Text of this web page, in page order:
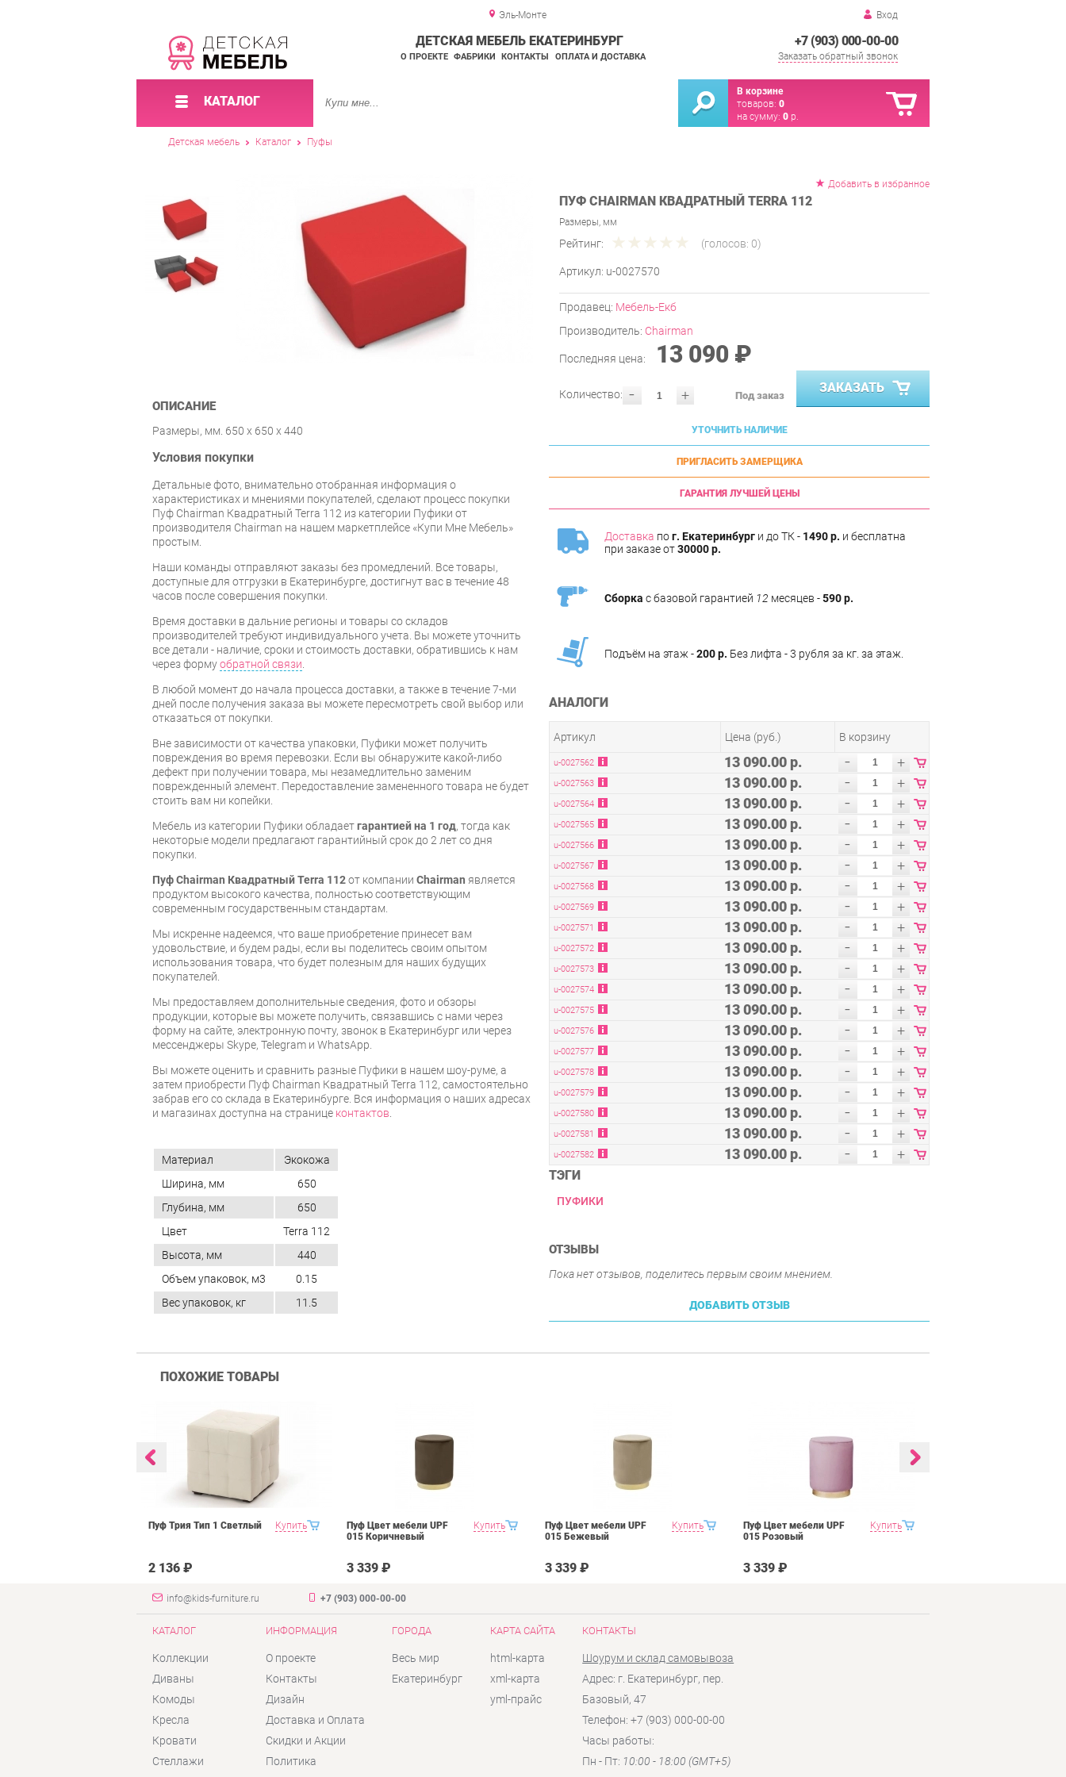
Эль-Монте Вход
+7 (903) 000-00-00
Заказать обратный звонок
ДЕТСКАЯ МЕБЕЛЬ ЕКАТЕРИНБУРГ
О ПРОЕКТЕ ФАБРИКИ КОНТАКТЫ ОПЛАТА И ДОСТАВКА
КАТАЛОГ
В корзине
товаров: 0
на сумму: 0 р.
Детская мебель Каталог Пуфы
Добавить в избранное
ПУФ CHAIRMAN КВАДРАТНЫЙ TERRA 112
Размеры, мм
Рейтинг: (голосов: 0)
Артикул: u-0027570
Продавец: Мебель-Екб
Производитель: Chairman
Последняя цена: 13 090 ₽
- +
Количество: Под заказ
ЗАКАЗАТЬ
УТОЧНИТЬ НАЛИЧИЕ
ПРИГЛАСИТЬ ЗАМЕРЩИКА
ГАРАНТИЯ ЛУЧШЕЙ ЦЕНЫ
Доставка пог. Екатеринбург и до ТК - 1490 р. и бесплатна
при заказе от30000 р.
Сборка с базовой гарантией 12 месяцев -590 р.
Подъём на этаж -200 р. Без лифта - 3 рубля за кг. за этаж.
АНАЛОГИ
Артикул Цена (руб.) В корзину
u-0027562 13 090.00 р. - +
u-0027563 13 090.00 р. - +
u-0027564 13 090.00 р. - +
u-0027565 13 090.00 р. - +
u-0027566 13 090.00 р. - +
u-0027567 13 090.00 р. - +
u-0027568 13 090.00 р. - +
u-0027569 13 090.00 р. - +
u-0027571 13 090.00 р. - +
u-0027572 13 090.00 р. - +
u-0027573 13 090.00 р. - +
u-0027574 13 090.00 р. - +
u-0027575 13 090.00 р. - +
u-0027576 13 090.00 р. - +
u-0027577 13 090.00 р. - +
u-0027578 13 090.00 р. - +
u-0027579 13 090.00 р. - +
u-0027580 13 090.00 р. - +
u-0027581 13 090.00 р. - +
u-0027582 13 090.00 р. - +
ТЭГИ
ПУФИКИ
ОПИСАНИЕ
Размеры, мм. 650 х 650 х 440
Условия покупки
Детальные фото, внимательно отобранная информация о
характеристиках и мнениями покупателей, сделают процесс покупки
Пуф Chairman Квадратный Terra 112 из категории Пуфики от
производителя Chairman на нашем маркетплейсе «Купи Мне Мебель»
простым.
Наши команды отправляют заказы без промедлений. Все товары,
доступные для отгрузки в Екатеринбурге, достигнут вас в течение 48
часов после совершения покупки.
Время доставки в дальние регионы и товары со складов
производителей требуют индивидуального учета. Вы можете уточнить
все детали - наличие, сроки и стоимость доставки, обратившись к нам
через формуобратной связи.
В любой момент до начала процесса доставки, а также в течение 7-ми
дней после получения заказа вы можете пересмотреть свой выбор или
отказаться от покупки.
Вне зависимости от качества упаковки, Пуфики может получить
повреждения во время перевозки. Если вы обнаружите какой-либо
дефект при получении товара, мы незамедлительно заменим
поврежденный элемент. Передоставление замененного товара не будет
стоить вам ни копейки.
Мебель из категории Пуфики обладаетгарантией на 1 год, тогда как
некоторые модели предлагают гарантийный срок до 2 лет со дня
покупки.
Пуф Chairman Квадратный Terra 112от компании Chairman является
продуктом высокого качества, полностью соответствующим
современным государственным стандартам.
Мы искренне надеемся, что ваше приобретение принесет вам
удовольствие, и будем рады, если вы поделитесь своим опытом
использования товара, что будет полезным для наших будущих
покупателей.
Мы предоставляем дополнительные сведения, фото и обзоры
продукции, которые вы можете получить, связавшись с нами через
форму на сайте, электронную почту, звонок в Екатеринбург или через
мессенджеры Skype, Telegram и WhatsApp.
Вы можете оценить и сравнить разные Пуфики в нашем шоу-руме, а
затем приобрести Пуф Chairman Квадратный Terra 112, самостоятельно
забрав его со склада в Екатеринбурге. Вся информация о наших адресах
и магазинах доступна на странице контактов.
Материал
Экокожа
Ширина, мм
650
Глубина, мм
650
Цвет
Terra 112
Высота, мм
440
Объем упаковок, м3
0.15
Вес упаковок, кг
11.5
ОТЗЫВЫ
Пока нет отзывов, поделитесь первым своим мнением.
ДОБАВИТЬ ОТЗЫВ
ПОХОЖИЕ ТОВАРЫ
Купить
Пуф Трия Тип 1 Светлый
2 136 ₽
Купить
Пуф Цвет мебели UPF
015 Коричневый
3 339 ₽
Купить
Пуф Цвет мебели UPF
015 Бежевый
3 339 ₽
Купить
Пуф Цвет мебели UPF
015 Розовый
3 339 ₽
info@kids-furniture.ru +7 (903) 000-00-00
КАТАЛОГ
Коллекции
Диваны
Комоды
Кресла
Кровати
Стеллажи
ИНФОРМАЦИЯ
О проекте
Контакты
Дизайн
Доставка и Оплата
Скидки и Акции
Политика
ГОРОДА
Весь мир
Екатеринбург
КАРТА САЙТА
html-карта
xml-карта
yml-прайс
КОНТАКТЫ
Шоурум и склад самовывоза
Адрес: г. Екатеринбург, пер.
Базовый, 47
Телефон: +7 (903) 000-00-00
Часы работы:
Пн - Пт: 10:00 - 18:00 (GMT+5)